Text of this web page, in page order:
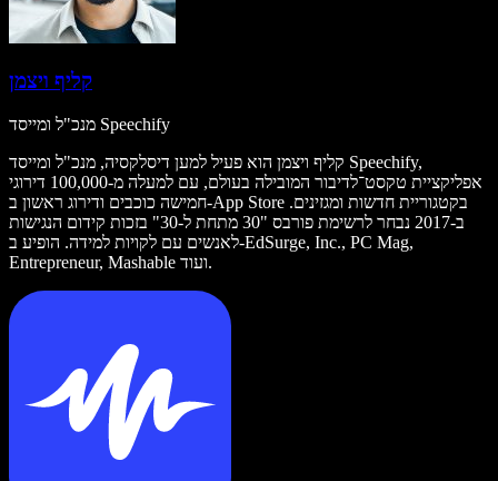
קליף ויצמן
מנכ"ל ומייסד Speechify
קליף ויצמן הוא פעיל למען דיסלקסיה, מנכ"ל ומייסד Speechify,
אפליקציית טקסט־לדיבור המובילה בעולם, עם למעלה מ-100,000 דירוגי
חמישה כוכבים ודירוג ראשון ב-App Store בקטגוריית חדשות ומגזינים.
ב-2017 נבחר לרשימת פורבס "30 מתחת ל-30" בזכות קידום הנגישות
לאנשים עם לקויות למידה. הופיע ב-EdSurge, Inc., PC Mag,
Entrepreneur, Mashable ועוד.